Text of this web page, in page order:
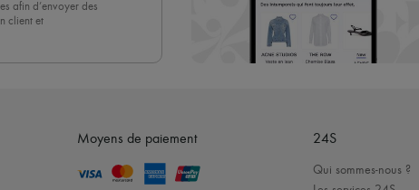
afin d’envoyer des
client et
Moyens de paiement 24S
Qui sommes-nous ?